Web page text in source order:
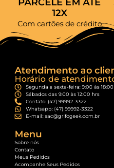
PARCELE EM ATÉ
12X
Com cartões de crédito
Atendimento ao
Horário de
Segunda a sexta-feira: 9:00 às
Sábados das 9:00 às 12:00 hrs
Contato: (47) 99992-3322
Whatsapp: (47) 99992-3322
E-mail: sac@grifogeek.com.br
Menu
Sobre nós
Contato
Meus Pedidos
Acompanhe Seus Pedidos